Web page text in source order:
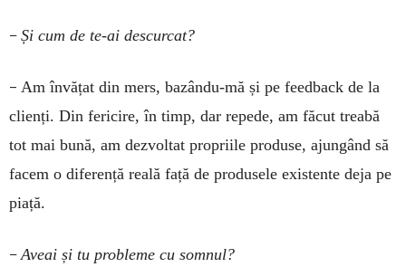
– Și cum de te-ai descurcat?
– Am învățat din mers, bazându-mă și pe feedback de la
clienți. Din fericire, în timp, dar repede, am făcut treabă
tot mai bună, am dezvoltat propriile produse, ajungând să
facem o diferență reală față de produsele existente deja pe
piață.
–Aveai și tu probleme cu somnul?